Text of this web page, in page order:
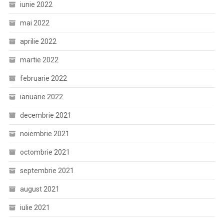
iunie 2022
mai 2022
aprilie 2022
martie 2022
februarie 2022
ianuarie 2022
decembrie 2021
noiembrie 2021
octombrie 2021
septembrie 2021
august 2021
iulie 2021